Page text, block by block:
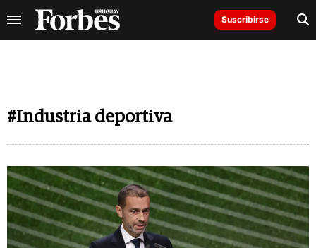
Suscribirse
#Industria deportiva